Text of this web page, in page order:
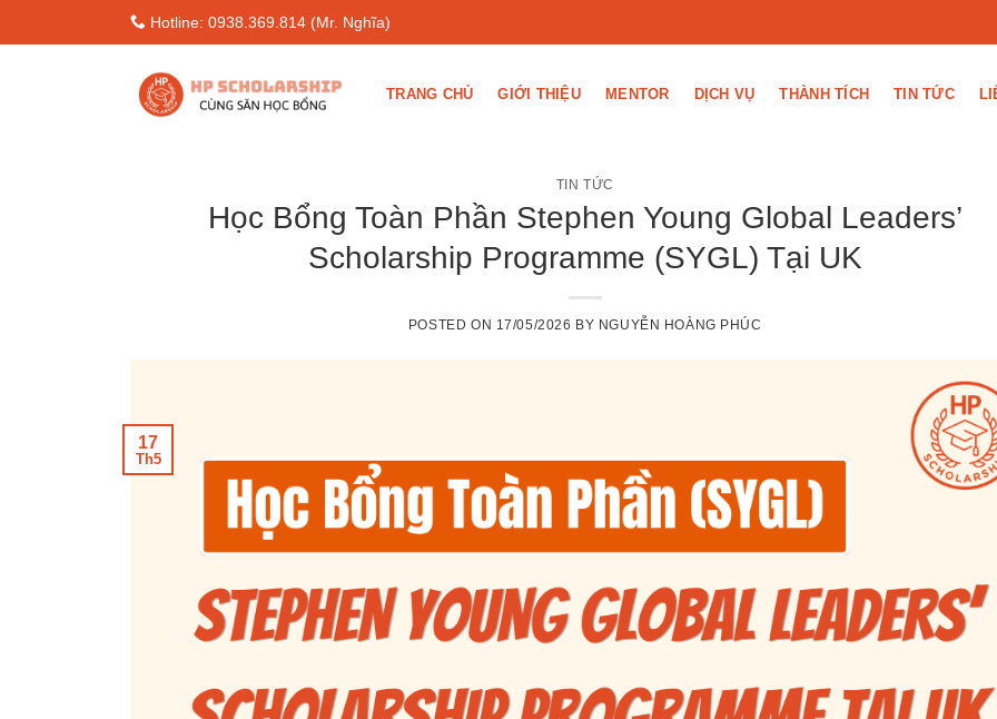
to
Hotline: 0938.369.814 (Mr. Nghĩa)
TRANG CHỦ GIỚI THIỆU MENTOR DỊCH VỤ THÀNH TÍCH TIN TỨC
TIN TỨC
Học Bổng Toàn Phần Stephen Young Global Leaders’
Scholarship Programme (SYGL) Tại UK
POSTED ON 17/05/2026 BY NGUYỄN HOÀNG PHÚC
17
Th5